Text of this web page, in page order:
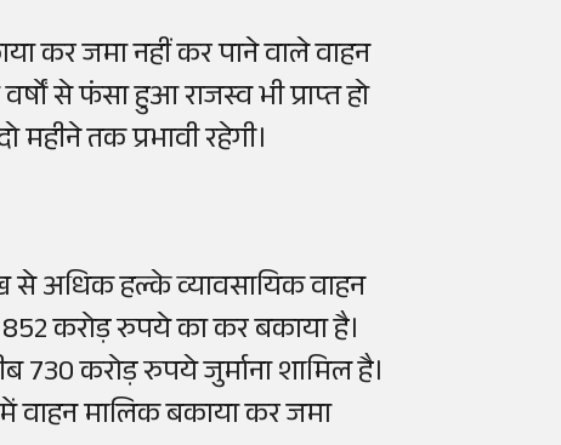
कर जमा नहीं कर पाने वाले वाहन
से फंसा हुआ राजस्व भी प्राप्त हो
तक प्रभावी रहेगी।
से अधिक हल्के व्यावसायिक वाहन
करोड़ रुपये का कर बकाया है।
करोड़ रुपये जुर्माना शामिल है।
वाहन मालिक बकाया कर जमा